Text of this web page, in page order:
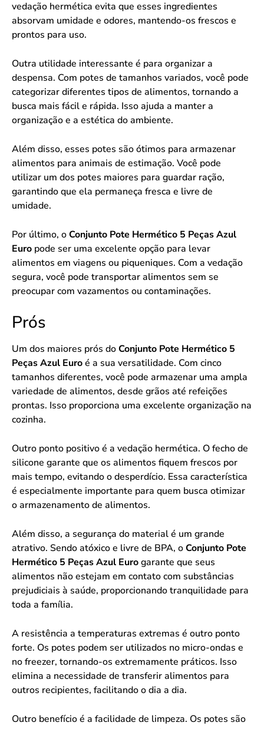
vedação hermética evita que esses ingredientes
absorvam umidade e odores, mantendo-os frescos e
prontos para uso.
Outra utilidade interessante é para organizar a
despensa. Com potes de tamanhos variados, você pode
categorizar diferentes tipos de alimentos, tornando a
busca mais fácil e rápida. Isso ajuda a manter a
organização e a estética do ambiente.
Além disso, esses potes são ótimos para armazenar
alimentos para animais de estimação. Você pode
utilizar um dos potes maiores para guardar ração,
garantindo que ela permaneça fresca e livre de
umidade.
Por último, oConjunto Pote Hermético 5 Peças Azul
Euro pode ser uma excelente opção para levar
alimentos em viagens ou piqueniques. Com a vedação
segura, você pode transportar alimentos sem se
preocupar com vazamentos ou contaminações.
Prós
Um dos maiores prós doConjunto Pote Hermético 5
Peças Azul Euroé a sua versatilidade. Com cinco
tamanhos diferentes, você pode armazenar uma ampla
variedade de alimentos, desde grãos até refeições
prontas. Isso proporciona uma excelente organização na
cozinha.
Outro ponto positivo é a vedação hermética. O fecho de
silicone garante que os alimentos fiquem frescos por
mais tempo, evitando o desperdício. Essa característica
é especialmente importante para quem busca otimizar
o armazenamento de alimentos.
Além disso, a segurança do material é um grande
atrativo. Sendo atóxico e livre de BPA, oConjunto Pote
Hermético 5 Peças Azul Eurogarante que seus
alimentos não estejam em contato com substâncias
prejudiciais à saúde, proporcionando tranquilidade para
toda a família.
A resistência a temperaturas extremas é outro ponto
forte. Os potes podem ser utilizados no micro-ondas e
no freezer, tornando-os extremamente práticos. Isso
elimina a necessidade de transferir alimentos para
outros recipientes, facilitando o dia a dia.
Outro benefício é a facilidade de limpeza. Os potes são